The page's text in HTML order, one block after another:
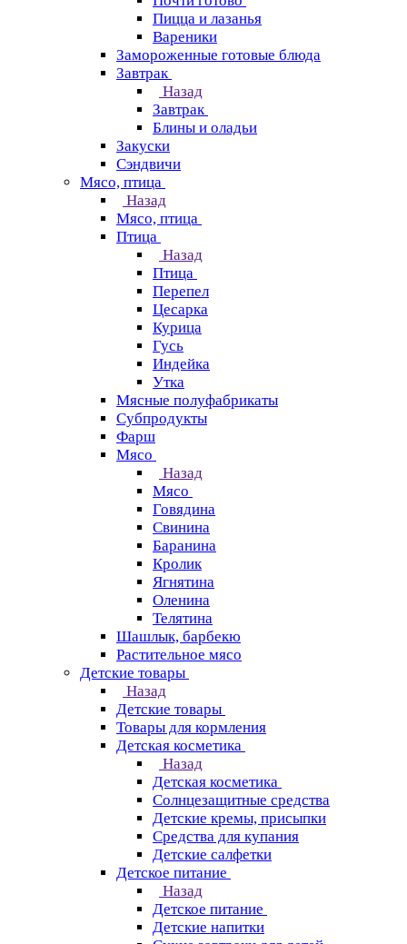
Пицца и лазанья
Вареники
Замороженные готовые блюда
Завтрак
Назад
Завтрак
Блины и оладьи
Закуски
Сэндвичи
Мясо, птица
Назад
Мясо, птица
Птица
Назад
Птица
Перепел
Цесарка
Курица
Гусь
Индейка
Утка
Мясные полуфабрикаты
Субпродукты
Фарш
Мясо
Назад
Мясо
Говядина
Свинина
Баранина
Кролик
Ягнятина
Оленина
Телятина
Шашлык, барбекю
Растительное мясо
Детские товары
Назад
Детские товары
Товары для кормления
Детская косметика
Назад
Детская косметика
Солнцезащитные средства
Детские кремы, присыпки
Средства для купания
Детские салфетки
Детское питание
Назад
Детское питание
Детские напитки